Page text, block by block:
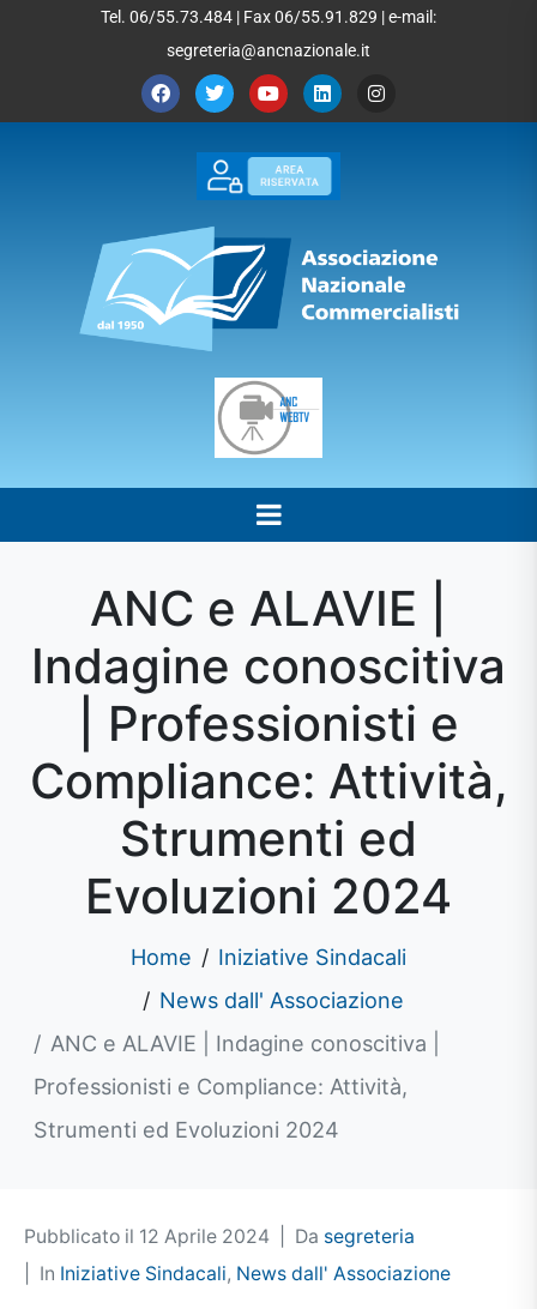
Tel. 06/55.73.484 | Fax 06/55.91.829 | e-mail:
segreteria@ancnazionale.it
ANC e ALAVIE |
Indagine conoscitiva
| Professionisti e
Compliance: Attività,
Strumenti ed
Evoluzioni 2024
Home
Iniziative Sindacali
News dall' Associazione
ANC e ALAVIE | Indagine conoscitiva |
Professionisti e Compliance: Attività,
Strumenti ed Evoluzioni 2024
Pubblicato il 12 Aprile 2024 Da segreteria
In Iniziative Sindacali, News dall' Associazione